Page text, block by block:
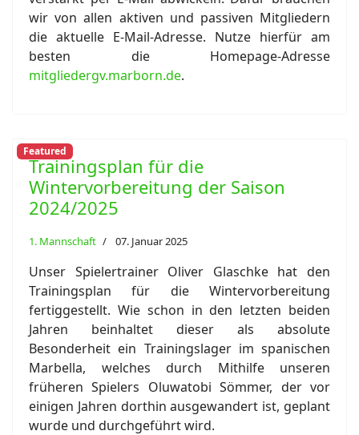
wir von allen aktiven und passiven Mitgliedern
die aktuelle E-Mail-Adresse. Nutze hierfür am
besten die Homepage-Adresse
mitgliedergv.marborn.de.
Featured
Trainingsplan für die
Wintervorbereitung der Saison
2024/2025
1. Mannschaft 07. Januar 2025
Unser Spielertrainer Oliver Glaschke hat den
Trainingsplan für die Wintervorbereitung
fertiggestellt. Wie schon in den letzten beiden
Jahren beinhaltet dieser als absolute
Besonderheit ein Trainingslager im spanischen
Marbella, welches durch Mithilfe unseren
früheren Spielers Oluwatobi Sömmer, der vor
einigen Jahren dorthin ausgewandert ist, geplant
wurde und durchgeführt wird.